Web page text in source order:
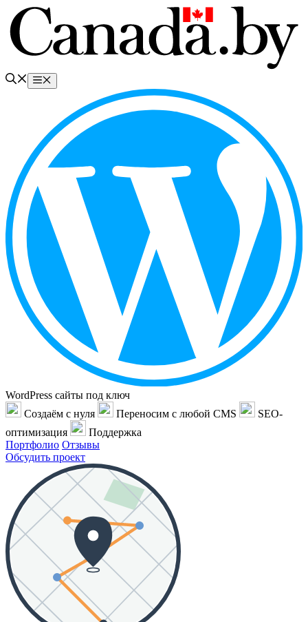
Перейти
содержимому
Меню
WordPress сайты под ключ
Создаём с нуля
Переносим с любой CMS
SEO-
оптимизация
Поддержка
Портфолио Отзывы
Обсудить проект